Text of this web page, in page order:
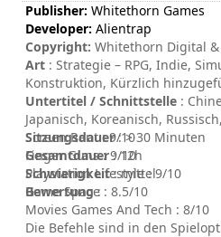
Publisher: Whitethorn Games
Developer: Alientrap
Copyright: Whitethorn Digital &
Art : Strategie – RPG, Indie,
Konstruktion, Kürzlich
Untertitel / Schnittstelle :
Japanisch, Koreanisch,
Sitzungsdauer: > 30 Minuten
Gesamtdauer: 12h
Schwierigkeit: mittel
Bewertung:
Screen Rant : 9/10
Finger Guns : 9/10
Playstation Lifestyle : 9/10
Game Space : 8.5/10
Movies Games And Tech : 8/10
Die Befehle sind in den